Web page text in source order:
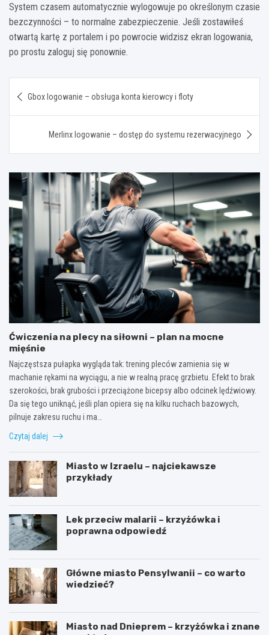
System czasem automatycznie wylogowuje po określonym czasie
bezczynności – to normalne zabezpieczenie. Jeśli zostawiłeś
otwartą kartę z portalem i po powrocie widzisz ekran logowania,
po prostu zaloguj się ponownie.
wpisu
Gbox logowanie – obsługa konta kierowcy i floty
Merlinx logowanie – dostęp do systemu rezerwacyjnego
Ćwiczenia na plecy na siłowni – plan na mocne
mięśnie
Najczęstsza pułapka wygląda tak: trening pleców zamienia się w
machanie rękami na wyciągu, a nie w realną pracę grzbietu. Efekt to brak
szerokości, brak grubości i przeciążone bicepsy albo odcinek lędźwiowy.
Da się tego uniknąć, jeśli plan opiera się na kilku ruchach bazowych,
pilnuje zakresu ruchu i ma…
Czytaj dalej
Miasto w Izraelu – najciekawsze
przykłady
Lek przeciw malarii – krzyżówka i
poprawna odpowiedź
Główne miasto Pensylwanii – co warto
wiedzieć?
Miasto nad Dnieprem – krzyżówka i znane